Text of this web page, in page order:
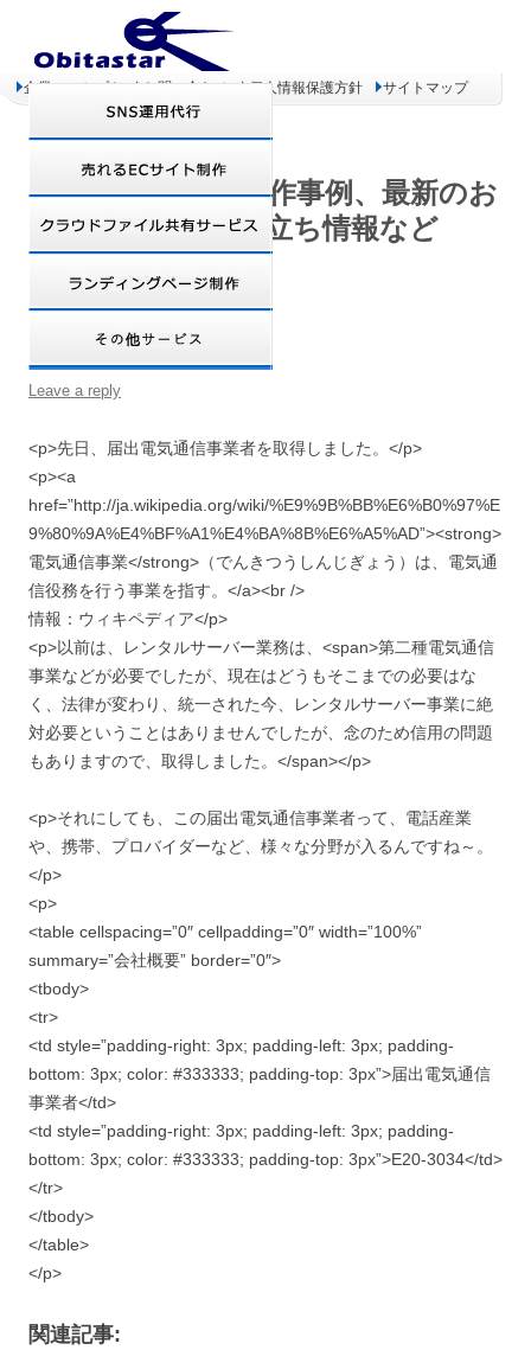
企業コンセプト お問い合わせ 個人情報保護方針 サイトマップ
オビタスター 制作事例、最新のお
得情報、お役立ち情報など
届出電気通信事業者
Leave a reply
<p>先日、届出電気通信事業者を取得しました。</p>
<p><a
href=”http://ja.wikipedia.org/wiki/%E9%9B%BB%E6%B0%97%E
9%80%9A%E4%BF%A1%E4%BA%8B%E6%A5%AD”><strong>
電気通信事業</strong>（でんきつうしんじぎょう）は、電気通
信役務を行う事業を指す。</a><br />
情報：ウィキペディア</p>
<p>以前は、レンタルサーバー業務は、<span>第二種電気通信
事業などが必要でしたが、現在はどうもそこまでの必要はな
く、法律が変わり、統一された今、レンタルサーバー事業に絶
対必要ということはありませんでしたが、念のため信用の問題
もありますので、取得しました。</span></p>
<p>それにしても、この届出電気通信事業者って、電話産業
や、携帯、プロバイダーなど、様々な分野が入るんですね～。
</p>
<p>
<table cellspacing=”0″ cellpadding=”0″ width=”100%”
summary=”会社概要” border=”0″>
<tbody>
<tr>
<td style=”padding-right: 3px; padding-left: 3px; padding-
bottom: 3px; color: #333333; padding-top: 3px”>届出電気通信
事業者</td>
<td style=”padding-right: 3px; padding-left: 3px; padding-
bottom: 3px; color: #333333; padding-top: 3px”>E20-3034</td>
</tr>
</tbody>
</table>
</p>
関連記事: